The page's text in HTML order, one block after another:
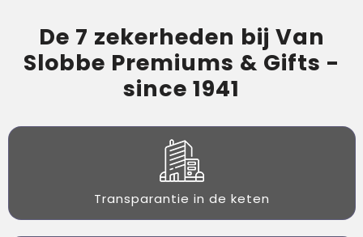
De 7 zekerheden bij Van
Slobbe Premiums & Gifts -
since 1941
Transparantie in de keten